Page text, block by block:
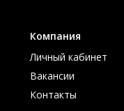
Компания
Личный кабинет
Вакансии
Контакты